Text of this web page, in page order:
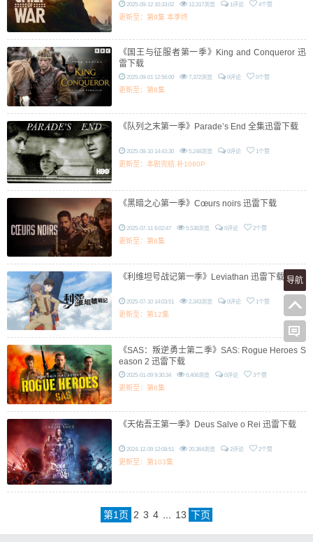
2025-09-12 10:33:02 12,317浏览 1评论 4个赞
更新至：第9集 本季终
《国王与征服者第一季》King and Conqueror 迅
雷下载
2025-09-01 12:56:00 7,372浏览 0评论 0个赞
更新至：第8集
《队列之末第一季》Parade’s End 全集迅雷下载
2025-08-10 14:43:30 5,248浏览 0评论 1个赞
更新至：本剧完结.补1080P
《黑暗之心第一季》Cœurs noirs 迅雷下载
2025-07-11 6:02:47 5,538浏览 0评论 2个赞
更新至：第6集
《利维坦号战记第一季》Leviathan 迅雷下载
2025-07-10 14:03:51 2,343浏览 0评论 1个赞
更新至：第12集
《SAS：叛逆勇士第二季》SAS: Rogue Heroes S
eason 2 迅雷下载
2025-01-09 9:30:34 6,406浏览 0评论 3个赞
更新至：第6集
《天佑吾王第一季》Deus Salve o Rei 迅雷下载
2024-12-09 12:08:51 20,364浏览 2评论 2个赞
更新至：第103集
第1页 2 3 4 ... 13 下页
导航